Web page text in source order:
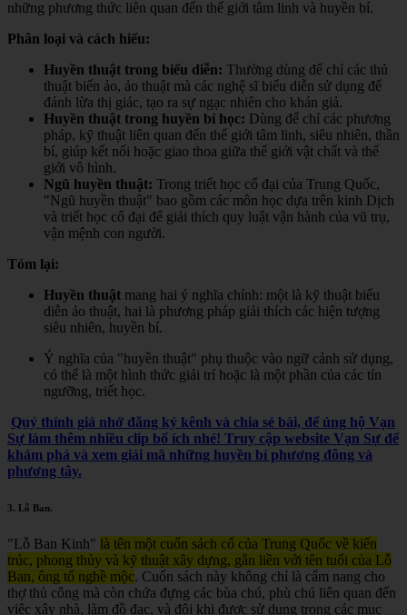
những phương thức liên quan đến thế giới tâm linh và huyền bí.
Phân loại và cách hiểu:
Huyền thuật trong biểu diễn: Thường dùng để chỉ các thủ
thuật biến ảo, ảo thuật mà các nghệ sĩ biểu diễn sử dụng để
đánh lừa thị giác, tạo ra sự ngạc nhiên cho khán giả.
Huyền thuật trong huyền bí học: Dùng để chỉ các phương
pháp, kỹ thuật liên quan đến thế giới tâm linh, siêu nhiên, thần
bí, giúp kết nối hoặc giao thoa giữa thế giới vật chất và thế
giới vô hình.
Ngũ huyền thuật: Trong triết học cổ đại của Trung Quốc,
"Ngũ huyền thuật" bao gồm các môn học dựa trên kinh Dịch
và triết học cổ đại để giải thích quy luật vận hành của vũ trụ,
vận mệnh con người.
Tóm lại:
Huyền thuật mang hai ý nghĩa chính: một là kỹ thuật biểu
diễn ảo thuật, hai là phương pháp giải thích các hiện tượng
siêu nhiên, huyền bí.
Ý nghĩa của "huyền thuật" phụ thuộc vào ngữ cảnh sử dụng,
có thể là một hình thức giải trí hoặc là một phần của các tín
ngưỡng, triết học.
Quý thính giả nhớ đăng ký kênh và chia sẻ bài, để ủng hộ Vạn
Sự làm thêm nhiều clip bổ ích nhé! Truy cập website Vạn Sự để
khám phá và xem giải mã những huyền bí phương đông và
phương tây.
3. Lỗ Ban.
"Lỗ Ban Kinh" là tên một cuốn sách cổ của Trung Quốc về kiến
trúc, phong thủy và kỹ thuật xây dựng, gắn liền với tên tuổi của Lỗ
Ban, ông tổ nghề mộc. Cuốn sách này không chỉ là cẩm nang cho
thợ thủ công mà còn chứa đựng các bùa chú, phù chú liên quan đến
việc xây nhà, làm đồ đạc, và đôi khi được sử dụng trong các mục